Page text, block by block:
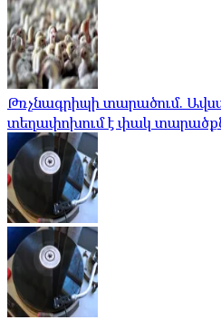
Թռչնագրիպի տարածում.
տեղափոխում է փակ